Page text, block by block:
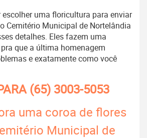
uma floricultura para enviar
Cemitério Municipal de Nortelândia
detalhes. Eles fazem uma
que a última homenagem
e exatamente como você
(65) 3003-5053
uma coroa de flores
Municipal de